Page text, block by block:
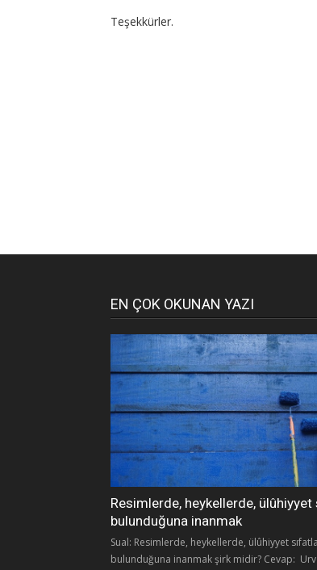
Teşekkürler.
EN ÇOK OKUNAN YAZI
Resimlerde, heykellerde, ülûhiyyet
bulunduğuna inanmak
Sual: Resimlerde, heykellerde, ülûhiyyet
bulunduğuna inanmak şirk midir? Cevap: